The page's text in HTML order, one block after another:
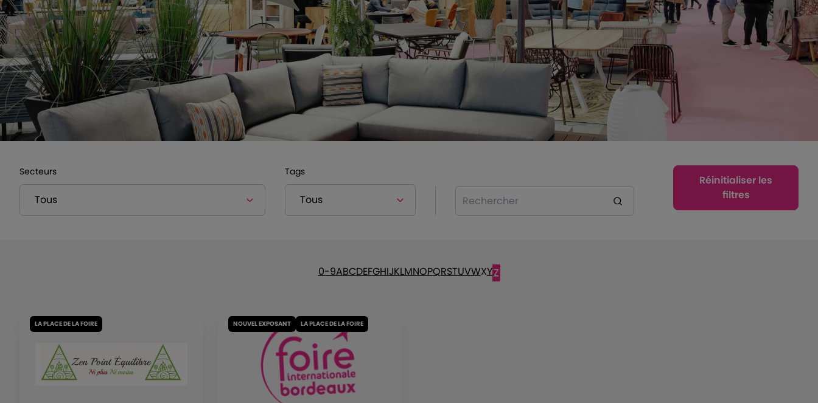
Secteurs Tags
Rechercher
Réinitialiser les
filtres
0-9ABCDEFGHIJKLMNOPQRSTUVWXYZ
LA PLACE DE LA FOIRE NOUVEL EXPOSANT LA PLACE DE LA FOIRE